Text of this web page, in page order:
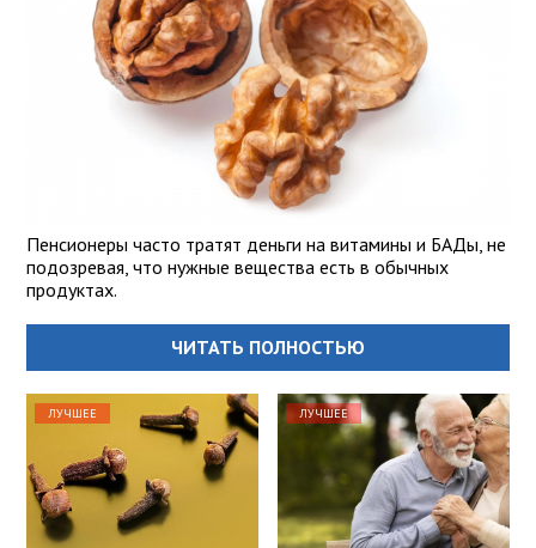
Пенсионеры часто тратят деньги на витамины и БАДы, не
подозревая, что нужные вещества есть в обычных
продуктах.
ЧИТАТЬ ПОЛНОСТЬЮ
ЛУЧШЕЕ ЛУЧШЕЕ